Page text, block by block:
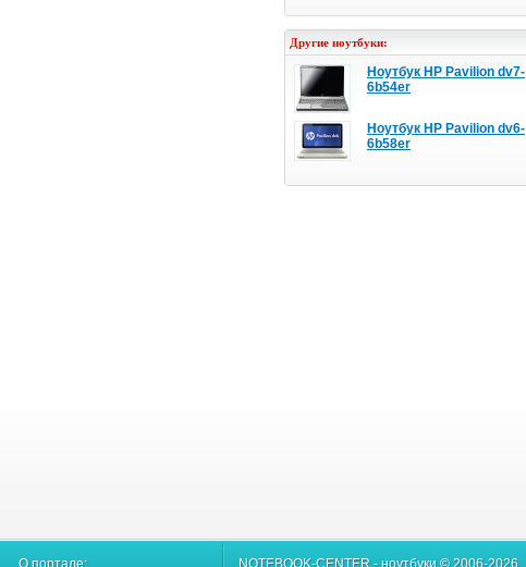
Другие ноутбуки:
Ноутбук HP Pavilion dv7-
6b54er
Ноутбук HP Pavilion dv6-
6b58er
О портале: NOTEBOOK-CENTER - ноутбуки © 2006-2026